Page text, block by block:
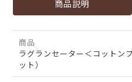
商品説明
商品
ラグランセーター＜コットン
ット）